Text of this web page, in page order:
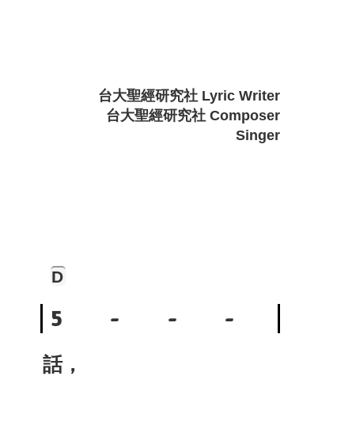
台大聖經研究社 Lyric Writer
台大聖經研究社 Composer
Singer
D
5 - - -
話，